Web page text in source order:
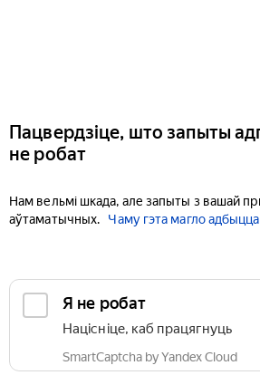
Пацвердзіце, што запыты
не робат
Нам вельмі шкада, але запыты з вашай
аўтаматычных.
Чаму гэта магло
Я не робат
Націсніце, каб працягнуць
SmartCaptcha by Yandex Cloud